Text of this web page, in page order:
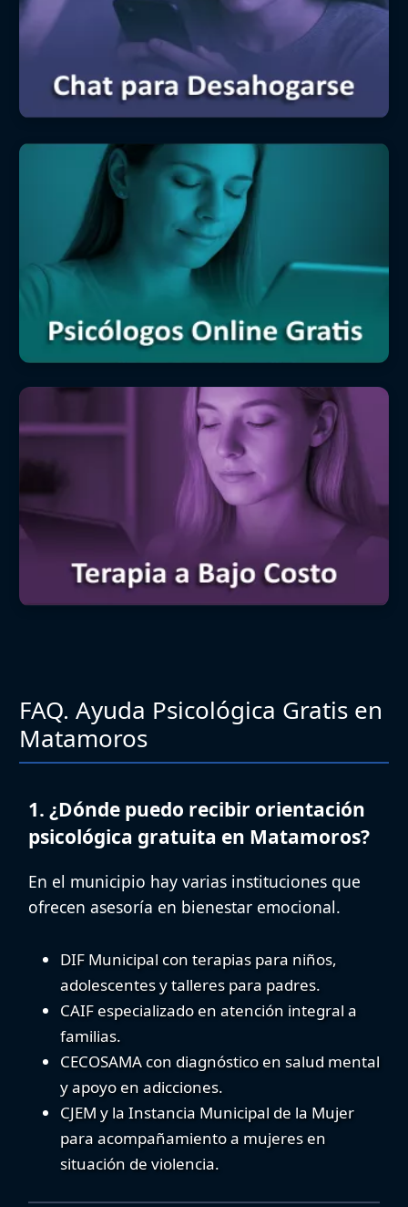
FAQ. Ayuda Psicológica Gratis en
Matamoros
1. ¿Dónde puedo recibir orientación
psicológica gratuita en Matamoros?
En el municipio hay varias instituciones que
ofrecen asesoría en bienestar emocional.
DIF Municipal con terapias para niños,
adolescentes y talleres para padres.
CAIF especializado en atención integral a
familias.
CECOSAMA con diagnóstico en salud mental
y apoyo en adicciones.
CJEM y la Instancia Municipal de la Mujer
para acompañamiento a mujeres en
situación de violencia.